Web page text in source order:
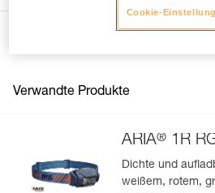
Referenz : E068BA02
See all technical content
Verwandte Produkte
ARIA® 1R
Dichte und
weißem, rotem,
Cookie-